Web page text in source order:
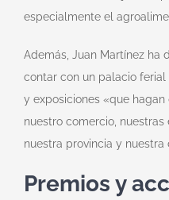
especialmente el
Además, Juan Martínez ha
contar con un palacio
y exposiciones «que
nuestro comercio, nuestras
nuestra provincia y nuestra
Premios y